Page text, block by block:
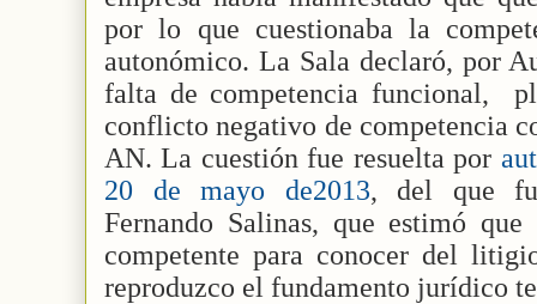
por lo que cuestionaba la
autonómico. La Sala declaró, por
falta de competencia funcional,
conflicto negativo de competencia
AN. La cuestión fue resuelta por
20 de mayo de2013, del que
Fernando Salinas, que estimó
competente para conocer del
reproduzco el fundamento jurídico